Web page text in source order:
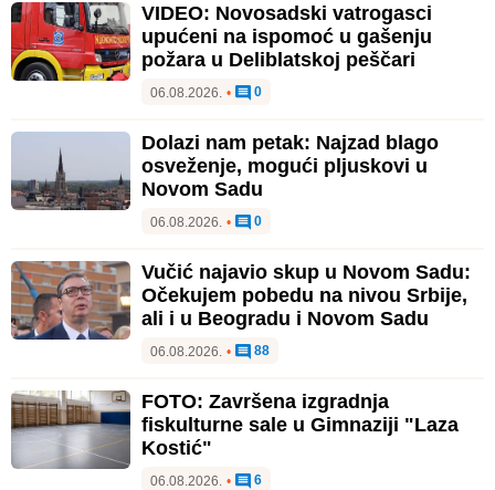
VIDEO: Novosadski vatrogasci
upućeni na ispomoć u gašenju
požara u Deliblatskoj peščari
06.08.2026. • 0
Dolazi nam petak: Najzad blago
osveženje, mogući pljuskovi u
Novom Sadu
06.08.2026. • 0
Vučić najavio skup u Novom Sadu:
Očekujem pobedu na nivou Srbije,
ali i u Beogradu i Novom Sadu
06.08.2026. • 88
FOTO: Završena izgradnja
fiskulturne sale u Gimnaziji "Laza
Kostić"
06.08.2026. • 6